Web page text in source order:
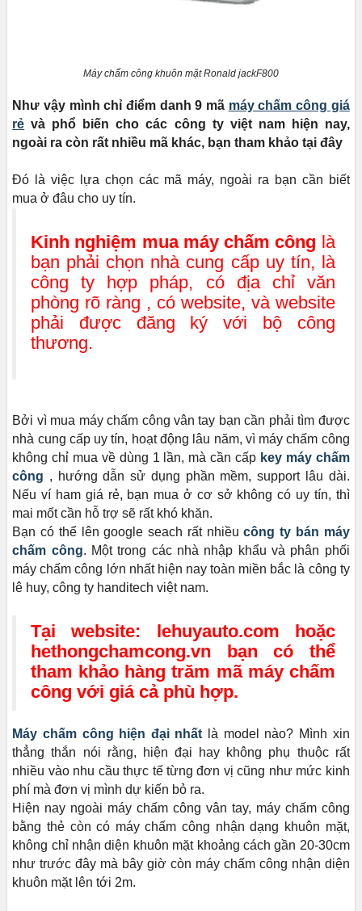
Máy chấm công khuôn mặt Ronald jackF800
Như vậy mình chỉ điểm danh 9 mã máy chấm công giá
rẻ và phổ biến cho các công ty việt nam hiện nay,
ngoài ra còn rất nhiều mã khác, bạn tham khảo tại đây
Đó là việc lựa chọn các mã máy, ngoài ra bạn cần biết
mua ở đâu cho uy tín.
Kinh nghiệm mua máy chấm công là
bạn phải chọn nhà cung cấp uy tín, là
công ty hợp pháp, có địa chỉ văn
phòng rõ ràng , có website, và website
phải được đăng ký với bộ công
thương.
Bởi vì mua máy chấm công vân tay bạn cần phải tìm được
nhà cung cấp uy tín, hoạt động lâu năm, vì máy chấm công
không chỉ mua về dùng 1 lần, mà cần cấp key máy chấm
công , hướng dẫn sử dụng phần mềm, support lâu dài.
Nếu ví ham giá rẻ, bạn mua ở cơ sở không có uy tín, thì
mai mốt cần hỗ trợ sẽ rất khó khăn.
Bạn có thể lên google seach rất nhiềucông ty bán máy
chấm công. Một trong các nhà nhập khẩu và phân phối
máy chấm công lớn nhất hiện nay toàn miền bắc là công ty
lê huy, công ty handitech việt nam.
Tại website: lehuyauto.com hoặc
hethongchamcong.vn bạn có thể
tham khảo hàng trăm mã máy chấm
công với giá cả phù hợp.
Máy chấm công hiện đại nhất là model nào? Mình xin
thẳng thắn nói rằng, hiện đại hay không phụ thuộc rất
nhiều vào nhu cầu thực tế từng đơn vị cũng như mức kinh
phí mà đơn vị mình dự kiến bỏ ra.
Hiện nay ngoài máy chấm công vân tay, máy chấm công
bằng thẻ còn có máy chấm công nhận dạng khuôn mặt,
không chỉ nhận diện khuôn mặt khoảng cách gần 20-30cm
như trước đây mà bây giờ còn máy chấm công nhận diện
khuôn mặt lên tới 2m.